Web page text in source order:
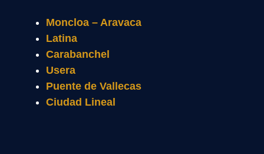
Moncloa – Aravaca
Latina
Carabanchel
Usera
Puente de Vallecas
Ciudad Lineal